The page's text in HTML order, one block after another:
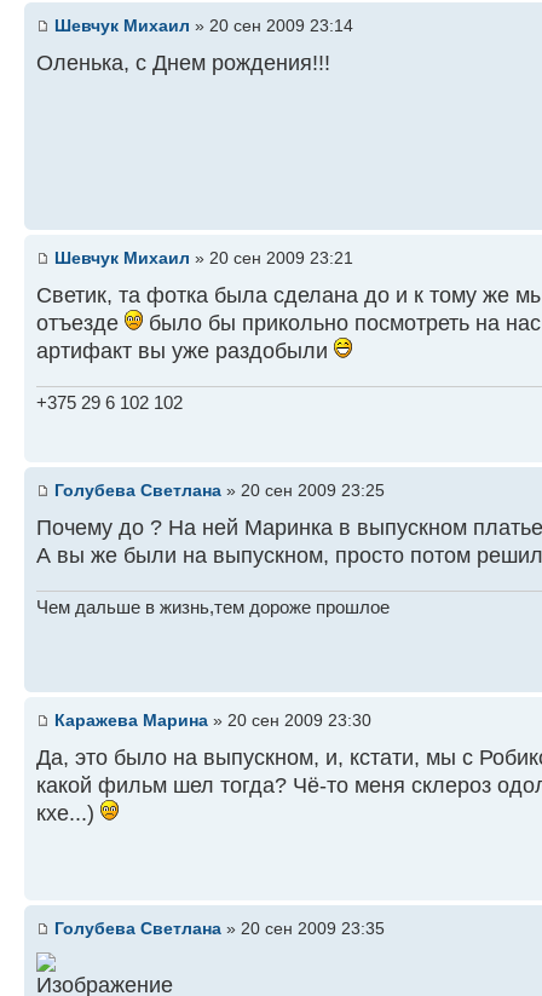
Шевчук Михаил » 20 сен 2009 23:14
Оленька, с Днем рождения!!!
Шевчук Михаил » 20 сен 2009 23:21
Светик, та фотка была сделана до и к тому же
отъезде
было бы прикольно посмотреть на
артифакт вы уже раздобыли
+375 29 6 102 102
Голубева Светлана » 20 сен 2009 23:25
Почему до ? На ней Маринка в выпускном
А вы же были на выпускном, просто потом
Чем дальше в жизнь,тем дороже прошлое
Каражева Марина » 20 сен 2009 23:30
Да, это было на выпускном, и, кстати, мы с
какой фильм шел тогда? Чё-то меня склероз
кхе...)
Голубева Светлана » 20 сен 2009 23:35